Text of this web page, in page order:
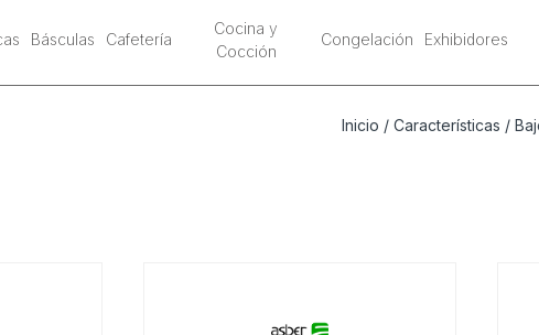
Básculas Cafetería
Cocina y
Cocción
Congelación Exhibidores
Inicio / Características /